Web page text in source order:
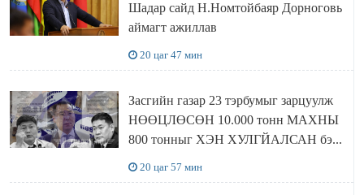
Шадар сайд Н.Номтойбаяр Дорноговь
аймагт ажиллав
20 цаг 47 мин
Засгийн газар 23 тэрбумыг зарцуулж
НӨӨЦЛӨСӨН 10.000 тонн МАХНЫ
800 тонныг ХЭН ХУЛГЙАЛСАН бэ...
20 цаг 57 мин